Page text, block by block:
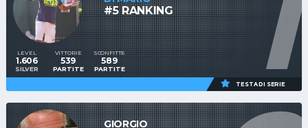
#5 RANKING
LEVEL
1.606
SILVER
VITTORIE
539
PARTITE
SCONFITTE
589
PARTITE
TESTA DI SERIE
GIORGIO